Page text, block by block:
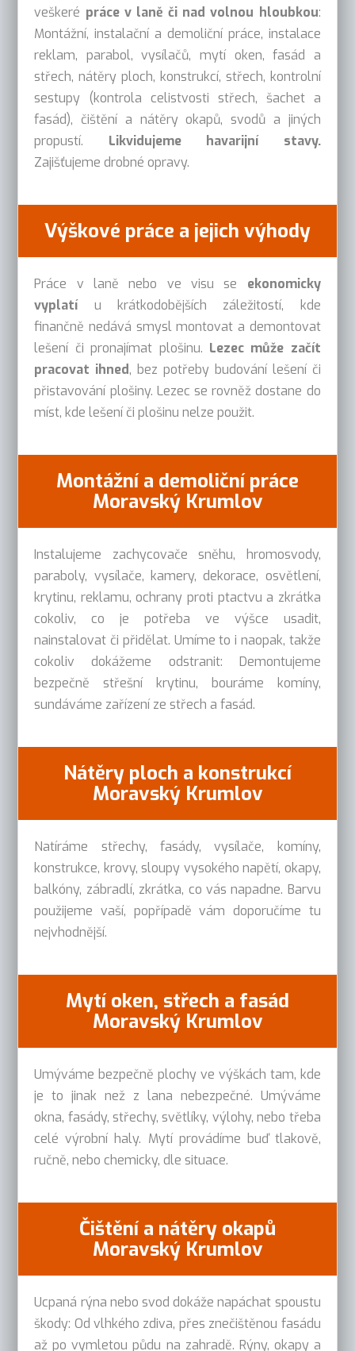
veškeré práce v laně či nad volnou hloubkou:
Montážní, instalační a demoliční práce, instalace
reklam, parabol, vysílačů, mytí oken, fasád a
střech, nátěry ploch, konstrukcí, střech, kontrolní
sestupy (kontrola celistvosti střech, šachet a
fasád), čištění a nátěry okapů, svodů a jiných
propustí. Likvidujeme havarijní stavy.
Zajišťujeme drobné opravy.
Výškové práce a jejich výhody
Práce v laně nebo ve visu se ekonomicky
vyplatíu krátkodobějších záležitostí, kde
finančně nedává smysl montovat a demontovat
lešení či pronajímat plošinu. Lezec může začít
pracovat ihned, bez potřeby budování lešení či
přistavování plošiny. Lezec se rovněž dostane do
míst, kde lešení či plošinu nelze použit.
Montážní a demoliční práce
Moravský Krumlov
Instalujeme zachycovače sněhu, hromosvody,
paraboly, vysílače, kamery, dekorace, osvětlení,
krytinu, reklamu, ochrany proti ptactvu a zkrátka
cokoliv, co je potřeba ve výšce usadit,
nainstalovat či přidělat. Umíme to i naopak, takže
cokoliv dokážeme odstranit: Demontujeme
bezpečně střešní krytinu, bouráme komíny,
sundáváme zařízení ze střech a fasád.
Nátěry ploch a konstrukcí
Moravský Krumlov
Natíráme střechy, fasády, vysílače, komíny,
konstrukce, krovy, sloupy vysokého napětí, okapy,
balkóny, zábradlí, zkrátka, co vás napadne. Barvu
použijeme vaší, popřípadě vám doporučíme tu
nejvhodnější.
Mytí oken, střech a fasád
Moravský Krumlov
Umýváme bezpečně plochy ve výškách tam, kde
je to jinak než z lana nebezpečné. Umýváme
okna, fasády, střechy, světlíky, výlohy, nebo třeba
celé výrobní haly. Mytí provádíme buď tlakově,
ručně, nebo chemicky, dle situace.
Čištění a nátěry okapů
Moravský Krumlov
Ucpaná rýna nebo svod dokáže napáchat spoustu
škody: Od vlhkého zdiva, přes znečištěnou fasádu
až po vymletou půdu na zahradě. Rýny, okapy a